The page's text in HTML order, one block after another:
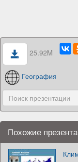
25.92M
География
Похожие